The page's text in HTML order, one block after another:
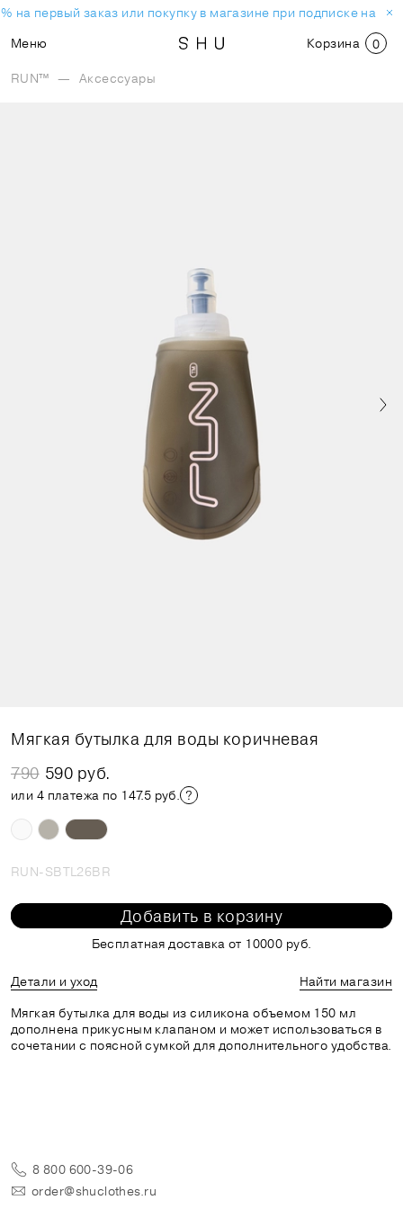
на первый заказ или покупку в магазине при подписке на
Меню
Корзина 0
RUN™ — Аксессуары
Мягкая бутылка для воды коричневая
790 590 руб.
или 4 платежа по 147.5 руб.
RUN-SBTL26BR
Добавить в корзину
Бесплатная доставка от 10000 руб.
Детали и уход
Найти магазин
Мягкая бутылка для воды из силикона объемом 150 мл
дополнена прикусным клапаном и может использоваться в
сочетании с поясной сумкой для дополнительного удобства.
8 800 600-39-06
order@shuclothes.ru